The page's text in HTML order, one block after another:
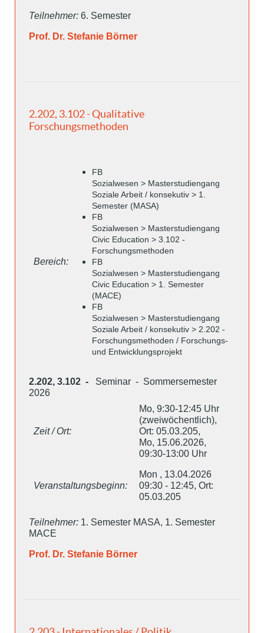
Teilnehmer: 6. Semester
Prof. Dr. Stefanie Börner
2.202, 3.102 - Qualitative
Forschungsmethoden
Bereich:
FB
Sozialwesen > Masterstudiengang
Soziale Arbeit / konsekutiv > 1.
Semester (MASA)
FB
Sozialwesen > Masterstudiengang
Civic Education > 3.102 -
Forschungsmethoden
FB
Sozialwesen > Masterstudiengang
Civic Education > 1. Semester
(MACE)
FB
Sozialwesen > Masterstudiengang
Soziale Arbeit / konsekutiv > 2.202 -
Forschungsmethoden / Forschungs-
und Entwicklungsprojekt
2.202, 3.102 -
Seminar - Sommersemester
2026
Zeit / Ort:
Mo, 9:30-12:45 Uhr
(zweiwöchentlich),
Ort: 05.03.205,
Mo, 15.06.2026,
09:30-13:00 Uhr
Veranstaltungsbeginn:
Mon , 13.04.2026
09:30 - 12:45, Ort:
05.03.205
Teilnehmer: 1. Semester MASA, 1. Semester
MACE
Prof. Dr. Stefanie Börner